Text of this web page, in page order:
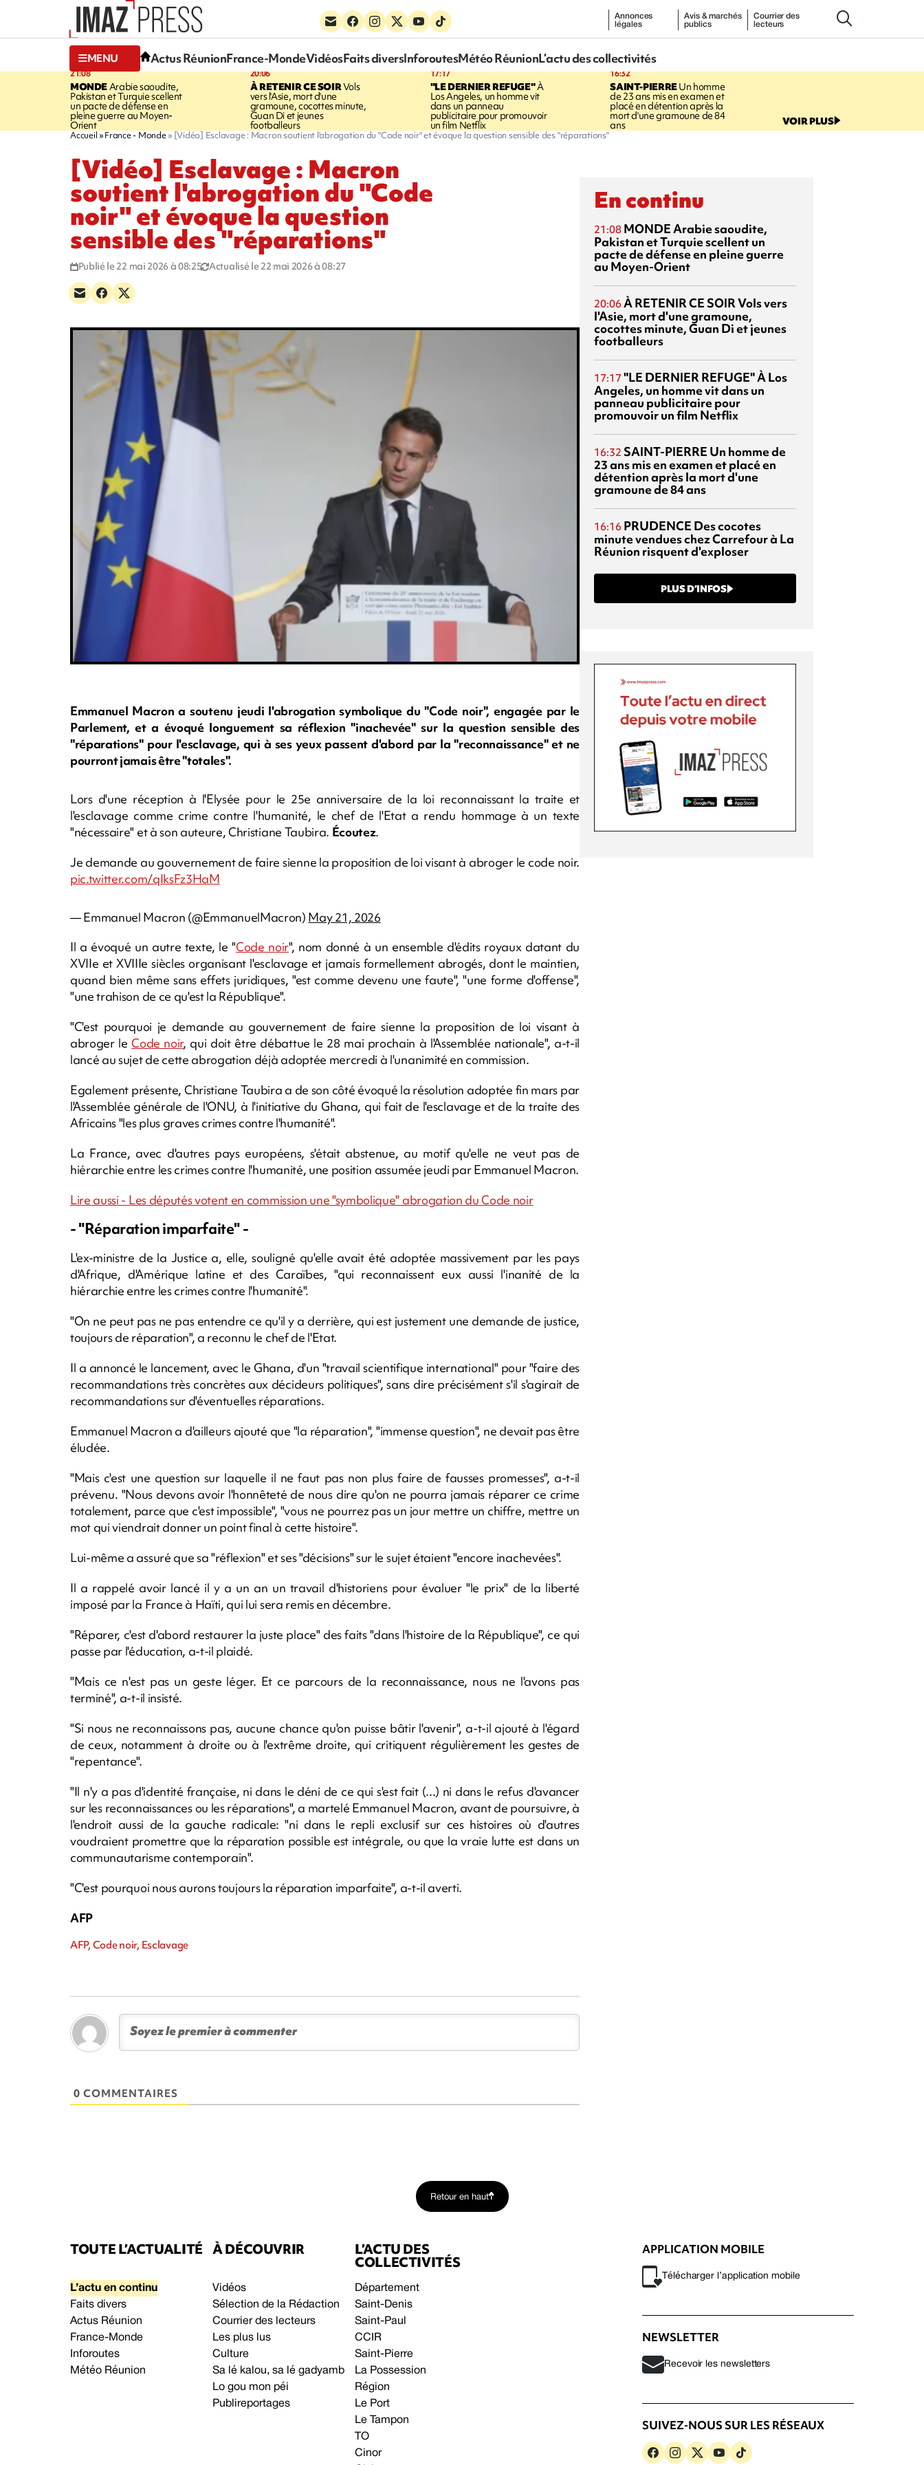
Annonces
légales
Avis & marchés
publics
Courrier des
lecteurs
MENU Actus RéunionFrance-MondeVidéosFaits diversInforoutesMétéo RéunionL’actu des collectivités
21:08
MONDE Arabie saoudite,
Pakistan et Turquie scellent
un pacte de défense en
pleine guerre au Moyen-
Orient
20:06
À RETENIR CE SOIRVols
vers l'Asie, mort d'une
gramoune, cocottes minute,
Guan Di et jeunes
footballeurs
17:17
"LE DERNIER REFUGE"À
Los Angeles, un homme vit
dans un panneau
publicitaire pour promouvoir
un film Netflix
16:32
SAINT-PIERREUn homme
de 23 ans mis en examen et
placé en détention après la
mort d'une gramoune de 84
ans VOIR PLUS
Accueil France - Monde [Vidéo] Esclavage : Macron soutient l'abrogation du "Code noir" et évoque la question sensible des "réparations"
[Vidéo] Esclavage : Macron
soutient l'abrogation du "Code
noir" et évoque la question
sensible des "réparations"
Publié le 22 mai 2026 à 08:25 Actualisé le 22 mai 2026 à 08:27
Emmanuel Macron a soutenu jeudi l'abrogation symbolique du "Code noir", engagée par le
Parlement, et a évoqué longuement sa réflexion "inachevée" sur la question sensible des
"réparations" pour l'esclavage, qui à ses yeux passent d'abord par la "reconnaissance" et ne
pourront jamais être "totales".
Lors d'une réception à l'Elysée pour le 25e anniversaire de la loi reconnaissant la traite et
l'esclavage comme crime contre l'humanité, le chef de l'Etat a rendu hommage à un texte
"nécessaire" et à son auteure, Christiane Taubira. Écoutez.
Je demande au gouvernement de faire sienne la proposition de loi visant à abroger le code noir.
pic.twitter.com/qIksFz3HaM
— Emmanuel Macron (@EmmanuelMacron) May 21, 2026
Il a évoqué un autre texte, le "Code noir", nom donné à un ensemble d'édits royaux datant du
XVIIe et XVIIIe siècles organisant l'esclavage et jamais formellement abrogés, dont le maintien,
quand bien même sans effets juridiques, "est comme devenu une faute", "une forme d'offense",
"une trahison de ce qu'est la République".
"C'est pourquoi je demande au gouvernement de faire sienne la proposition de loi visant à
abroger leCode noir, qui doit être débattue le 28 mai prochain à l'Assemblée nationale", a-t-il
lancé au sujet de cette abrogation déjà adoptée mercredi à l'unanimité en commission.
Egalement présente, Christiane Taubira a de son côté évoqué la résolution adoptée fin mars par
l'Assemblée générale de l'ONU, à l'initiative du Ghana, qui fait de l'esclavage et de la traite des
Africains "les plus graves crimes contre l'humanité".
La France, avec d'autres pays européens, s'était abstenue, au motif qu'elle ne veut pas de
hiérarchie entre les crimes contre l'humanité, une position assumée jeudi par Emmanuel Macron.
Lire aussi - Les députés votent en commission une "symbolique" abrogation du Code noir
- "Réparation imparfaite" -
L'ex-ministre de la Justice a, elle, souligné qu'elle avait été adoptée massivement par les pays
d'Afrique, d'Amérique latine et des Caraïbes, "qui reconnaissent eux aussi l'inanité de la
hiérarchie entre les crimes contre l'humanité".
"On ne peut pas ne pas entendre ce qu'il y a derrière, qui est justement une demande de justice,
toujours de réparation", a reconnu le chef de l'Etat.
Il a annoncé le lancement, avec le Ghana, d'un "travail scientifique international" pour "faire des
recommandations très concrètes aux décideurs politiques", sans dire précisément s'il s'agirait de
recommandations sur d'éventuelles réparations.
Emmanuel Macron a d'ailleurs ajouté que "la réparation", "immense question", ne devait pas être
éludée.
"Mais c'est une question sur laquelle il ne faut pas non plus faire de fausses promesses", a-t-il
prévenu. "Nous devons avoir l'honnêteté de nous dire qu'on ne pourra jamais réparer ce crime
totalement, parce que c'est impossible", "vous ne pourrez pas un jour mettre un chiffre, mettre un
mot qui viendrait donner un point final à cette histoire".
Lui-même a assuré que sa "réflexion" et ses "décisions" sur le sujet étaient "encore inachevées".
Il a rappelé avoir lancé il y a un an un travail d'historiens pour évaluer "le prix" de la liberté
imposé par la France à Haïti, qui lui sera remis en décembre.
"Réparer, c'est d'abord restaurer la juste place" des faits "dans l'histoire de la République", ce qui
passe par l'éducation, a-t-il plaidé.
"Mais ce n'est pas un geste léger. Et ce parcours de la reconnaissance, nous ne l'avons pas
terminé", a-t-il insisté.
"Si nous ne reconnaissons pas, aucune chance qu'on puisse bâtir l'avenir", a-t-il ajouté à l'égard
de ceux, notamment à droite ou à l'extrême droite, qui critiquent régulièrement les gestes de
"repentance".
"Il n'y a pas d'identité française, ni dans le déni de ce qui s'est fait (...) ni dans le refus d'avancer
sur les reconnaissances ou les réparations", a martelé Emmanuel Macron, avant de poursuivre, à
l'endroit aussi de la gauche radicale: "ni dans le repli exclusif sur ces histoires où d'autres
voudraient promettre que la réparation possible est intégrale, ou que la vraie lutte est dans un
communautarisme contemporain".
"C'est pourquoi nous aurons toujours la réparation imparfaite", a-t-il averti.
AFP
AFP, Code noir, Esclavage
0 COMMENTAIRES
En continu
21:08 MONDEArabie saoudite,
Pakistan et Turquie scellent un
pacte de défense en pleine guerre
au Moyen-Orient
20:06À RETENIR CE SOIRVols vers
l'Asie, mort d'une gramoune,
cocottes minute, Guan Di et jeunes
footballeurs
17:17 "LE DERNIER REFUGE"À Los
Angeles, un homme vit dans un
panneau publicitaire pour
promouvoir un film Netflix
16:32 SAINT-PIERRE Un homme de
23 ans mis en examen et placé en
détention après la mort d'une
gramoune de 84 ans
16:16 PRUDENCE Des cocotes
minute vendues chez Carrefour à La
Réunion risquent d'exploser
PLUS D’INFOS
Retour en haut
TOUTE L’ACTUALITÉ
L’actu en continu
Faits divers
Actus Réunion
France-Monde
Inforoutes
Météo Réunion
À DÉCOUVRIR
Vidéos
Sélection de la Rédaction
Courrier des lecteurs
Les plus lus
Culture
Sa lé kalou, sa lé gadyamb
Lo gou mon péi
Publireportages
L’ACTU DES
COLLECTIVITÉS
Département
Saint-Denis
Saint-Paul
CCIR
Saint-Pierre
La Possession
Région
Le Port
Le Tampon
TO
Cinor
APPLICATION MOBILE
Télécharger l’application mobile
NEWSLETTER
Recevoir les newsletters
SUIVEZ-NOUS SUR LES RÉSEAUX